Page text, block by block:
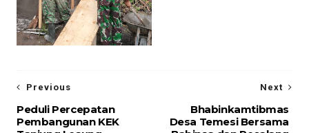
Next
Bhabinkamtibmas
Desa Temesi Bersama
Previous
Peduli Percepatan
Pembangunan KEK